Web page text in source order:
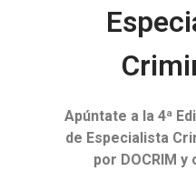
Apúntate a la 4ª
de Especialista
por DOCRIM